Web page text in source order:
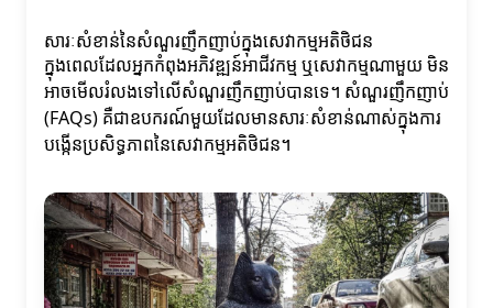
សារៈសំខាន់នៃសំណួរញឹកញាប់ក្នុងសេវាកម្មអតិថិជន
ក្នុងពេលដែលអ្នកកំពុងអភិវឌ្ឍន៍អាជីវកម្ម ឬសេវាកម្មណាមួយ មិន
អាចមើលរំលងទៅលើសំណួរញឹកញាប់បានទេ។ សំណួរញឹកញាប់
(FAQs) គឺជាឧបករណ៍មួយដែលមានសារៈសំខាន់ណាស់ក្នុងការ
បង្កើនប្រសិទ្ធភាពនៃសេវាកម្មអតិថិជន។